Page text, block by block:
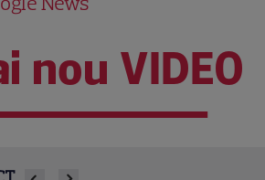
nou VIDEO